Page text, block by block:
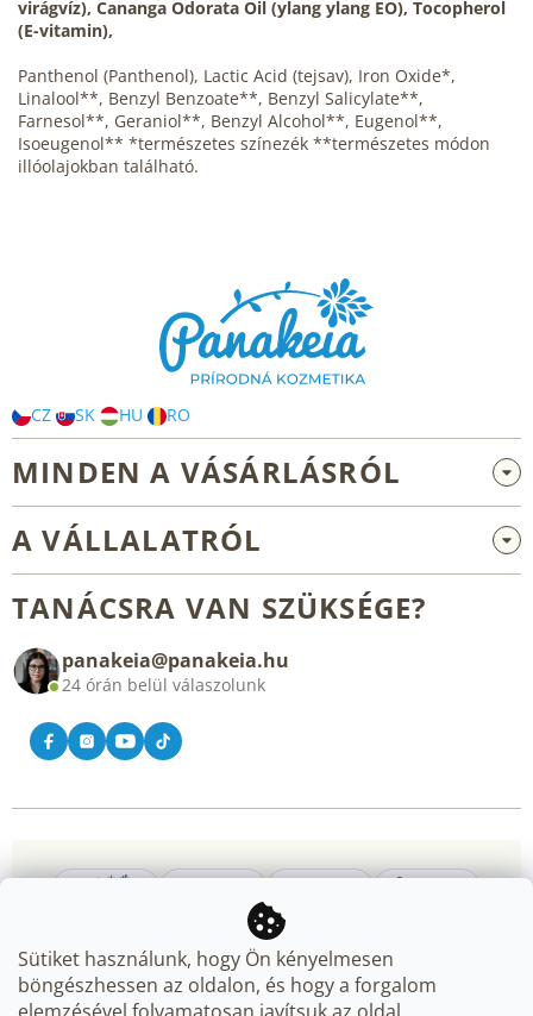
Sütiket használunk, hogy Ön kényelmesen
böngészhessen az oldalon, és hogy a forgalom
virágvíz), Cananga Odorata Oil (ylang ylang EO), Tocopherol
(E-vitamin),
Panthenol (Panthenol), Lactic Acid (tejsav), Iron Oxide*,
Linalool**, Benzyl Benzoate**, Benzyl Salicylate**,
Farnesol**, Geraniol**, Benzyl Alcohol**, Eugenol**,
Isoeugenol** *természetes színezék **természetes módon
illóolajokban található.
CZ SK HU RO
MINDEN A VÁSÁRLÁSRÓL
Nagykereskedelem és együttműködés
Általános üzleti feltételek
A VÁLLALATRÓL
Kapcsolat
TANÁCSRA VAN SZÜKSÉGE?
panakeia@panakeia.hu
24 órán belül válaszolunk